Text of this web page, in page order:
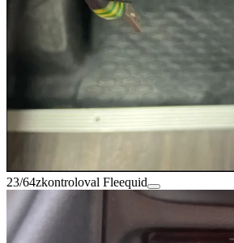
23/64zkontroloval Fleequid